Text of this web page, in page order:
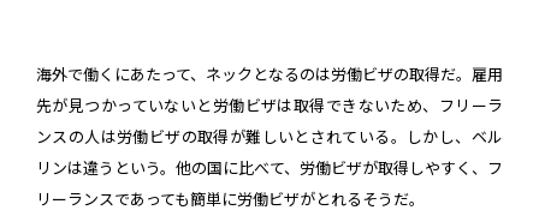
海外で働くにあたって、ネックとなるのは労働ビザの取得だ。雇用
先が見つかっていないと労働ビザは取得できないため、フリーラ
ンスの人は労働ビザの取得が難しいとされている。しかし、ベル
リンは違うという。他の国に比べて、労働ビザが取得しやすく、フ
リーランスであっても簡単に労働ビザがとれるそうだ。